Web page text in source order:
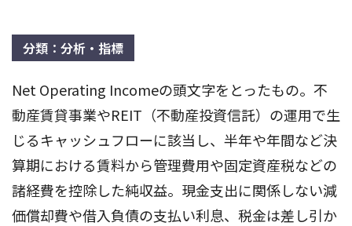
分類：分析・指標
Net Operating Incomeの頭文字をとったもの。不
動産賃貸事業やREIT（不動産投資信託）の運用で生
じるキャッシュフローに該当し、半年や年間など決
算期における賃料から管理費用や固定資産税などの
諸経費を控除した純収益。現金支出に関係しない減
価償却費や借入負債の支払い利息、税金は差し引か